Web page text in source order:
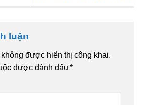
luận
được hiển thị công khai.
được đánh dấu *